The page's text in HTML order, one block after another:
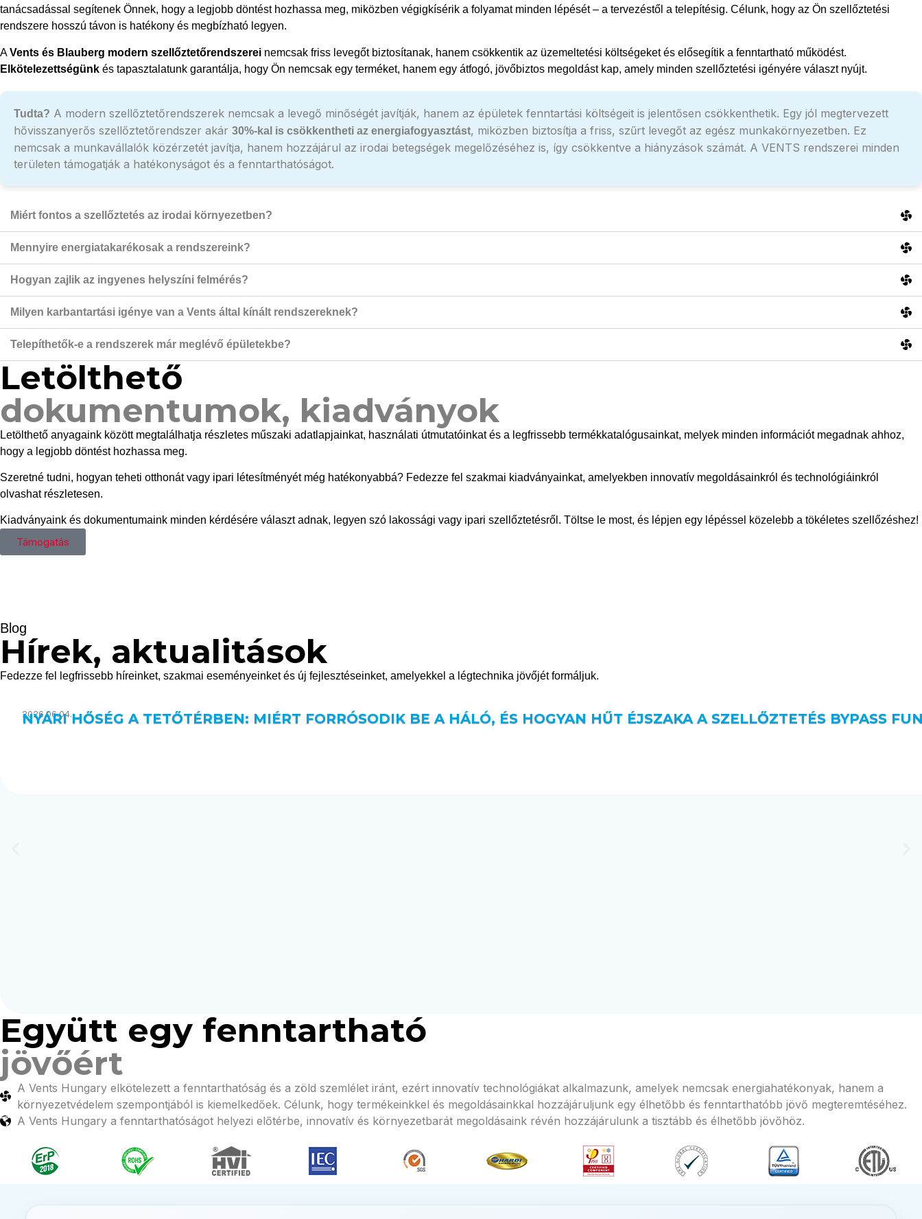
tanácsadással segítenek Önnek, hogy a legjobb döntést hozhassa meg, miközben végigkísérik a folyamat minden lépését – a tervezéstől a telepítésig. Célunk, hogy az Ön szellőztetési
rendszere hosszú távon is hatékony és megbízható legyen.
AVents és Blauberg modern szellőztetőrendszerei nemcsak friss levegőt biztosítanak, hanem csökkentik az üzemeltetési költségeket és elősegítik a fenntartható működést.
Elkötelezettségünk és tapasztalatunk garantálja, hogy Ön nemcsak egy terméket, hanem egy átfogó, jövőbiztos megoldást kap, amely minden szellőztetési igényére választ nyújt.
Tudta? A modern szellőztetőrendszerek nemcsak a levegő minőségét javítják, hanem az épületek fenntartási költségeit is jelentősen csökkenthetik. Egy jól megtervezett
hővisszanyerős szellőztetőrendszer akár 30%-kal is csökkentheti az energiafogyasztást, miközben biztosítja a friss, szűrt levegőt az egész munkakörnyezetben. Ez
nemcsak a munkavállalók közérzetét javítja, hanem hozzájárul az irodai betegségek megelőzéséhez is, így csökkentve a hiányzások számát. A VENTS rendszerei minden
területen támogatják a hatékonyságot és a fenntarthatóságot.
Miért fontos a szellőztetés az irodai környezetben?
Mennyire energiatakarékosak a rendszereink?
Hogyan zajlik az ingyenes helyszíni felmérés?
Milyen karbantartási igénye van a Vents által kínált rendszereknek?
Telepíthetők-e a rendszerek már meglévő épületekbe?
Letölthető
dokumentumok, kiadványok
Letölthető anyagaink között megtalálhatja részletes műszaki adatlapjainkat, használati útmutatóinkat és a legfrissebb termékkatalógusainkat, melyek minden információt megadnak ahhoz,
hogy a legjobb döntést hozhassa meg.
Szeretné tudni, hogyan teheti otthonát vagy ipari létesítményét még hatékonyabbá? Fedezze fel szakmai kiadványainkat, amelyekben innovatív megoldásainkról és technológiáinkról
olvashat részletesen.
Kiadványaink és dokumentumaink minden kérdésére választ adnak, legyen szó lakossági vagy ipari szellőztetésről. Töltse le most, és lépjen egy lépéssel közelebb a tökéletes szellőzéshez!
Támogatás
Blog
Hírek, aktualitások
Fedezze fel legfrissebb híreinket, szakmai eseményeinket és új fejlesztéseinket, amelyekkel a légtechnika jövőjét formáljuk.
2026.06.04.
NYÁRI HŐSÉG A TETŐTÉRBEN: MIÉRT FORRÓSODIK BE A HÁLÓ, ÉS HOGYAN HŰT ÉJSZAKA A SZELLŐZTETÉS BYPASS
Együtt egy fenntartható
jövőért
A Vents Hungary elkötelezett a fenntarthatóság és a zöld szemlélet iránt, ezért innovatív technológiákat alkalmazunk, amelyek nemcsak energiahatékonyak, hanem a
környezetvédelem szempontjából is kiemelkedőek. Célunk, hogy termékeinkkel és megoldásainkkal hozzájáruljunk egy élhetőbb és fenntarthatóbb jövő megteremtéséhez.
A Vents Hungary a fenntarthatóságot helyezi előtérbe, innovatív és környezetbarát megoldásaink révén hozzájárulunk a tisztább és élhetőbb jövőhöz.